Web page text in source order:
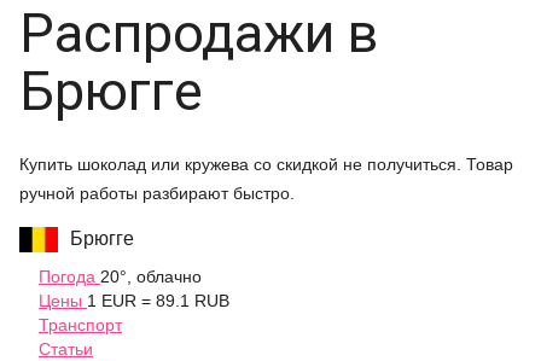
Распродажи в
Брюгге
Купить шоколад или кружева со скидкой не получиться. Товар
ручной работы разбирают быстро.
Брюгге
Погода 20°, облачно
Цены 1 EUR = 89.1 RUB
Транспорт
Статьи